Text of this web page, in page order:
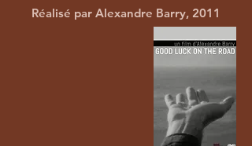
Réalisé par Alexandre Barry, 2011